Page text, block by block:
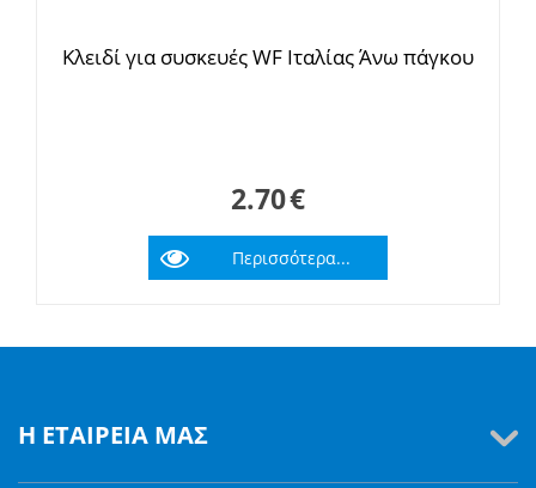
Κλειδί για συσκευές WF Ιταλίας Άνω πάγκου
2.70€
Περισσότερα...
Η ΕΤΑΙΡΕΊΑ ΜΑΣ